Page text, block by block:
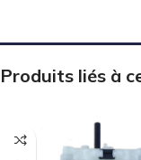
Produits liés à